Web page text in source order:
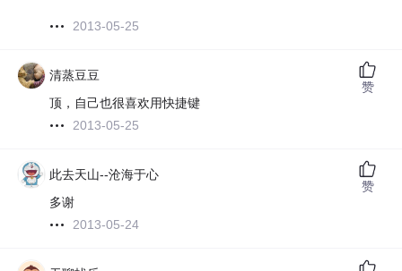
2013-05-25
清蒸豆豆
顶，自己也很喜欢用快捷键
2013-05-25
赞
此去天山--沧海于心
多谢
2013-05-24
赞